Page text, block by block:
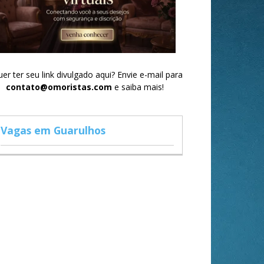
ter seu link divulgado aqui? Envie e-mail para
contato@omoristas.com e saiba mais!
Vagas em Guarulhos